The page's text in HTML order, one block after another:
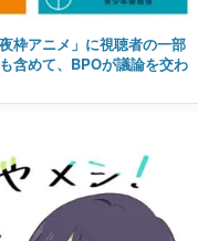
枠アニメ」に視聴者の一部
含めて、BPOが議論を交わ